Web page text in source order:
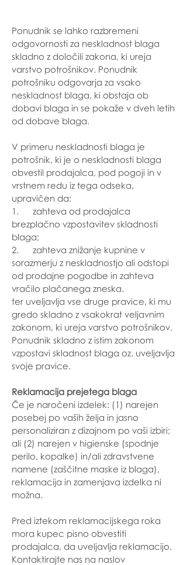
Ponudnik se lahko razbremeni
odgovornosti za neskladnost blaga
skladno z določili zakona, ki ureja
varstvo potrošnikov. Ponudnik
potrošniku odgovarja za vsako
neskladnost blaga, ki obstaja ob
dobavi blaga in se pokaže v dveh letih
od dobave blaga.
V primeru neskladnosti blaga je
potrošnik, ki je o neskladnosti blaga
obvestil prodajalca, pod pogoji in v
vrstnem redu iz tega odseka,
upravičen da:
1. zahteva od prodajalca
brezplačno vzpostavitev skladnosti
blaga;
2. zahteva znižanje kupnine v
sorazmerju z neskladnostjo ali odstopi
od prodajne pogodbe in zahteva
vračilo plačanega zneska.
ter uveljavlja vse druge pravice, ki mu
gredo skladno z vsakokrat veljavnim
zakonom, ki ureja varstvo potrošnikov.
Ponudnik skladno z istim zakonom
vzpostavi skladnost blaga oz. uveljavlja
svoje pravice.
Reklamacija prejetega blaga
Če je naročeni izdelek: (1) narejen
posebej po vaših želja in jasno
personaliziran z dizajnom po vaši izbiri;
ali (2) narejen v higienske (spodnje
perilo, kopalke) in/ali zdravstvene
namene (zaščitne maske iz blaga),
reklamacija in zamenjava izdelka ni
možna.
Pred iztekom reklamacijskega roka
mora kupec pisno obvestiti
prodajalca, da uveljavlja reklamacijo.
Kontaktirajte nas na naslov